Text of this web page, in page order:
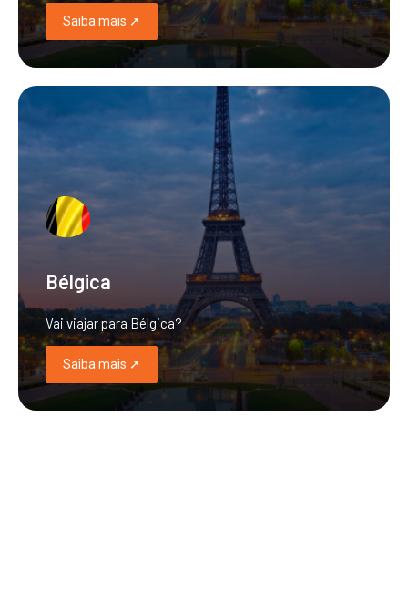
Saiba mais ➚
Bélgica
Vai viajar para Bélgica?
Saiba mais ➚